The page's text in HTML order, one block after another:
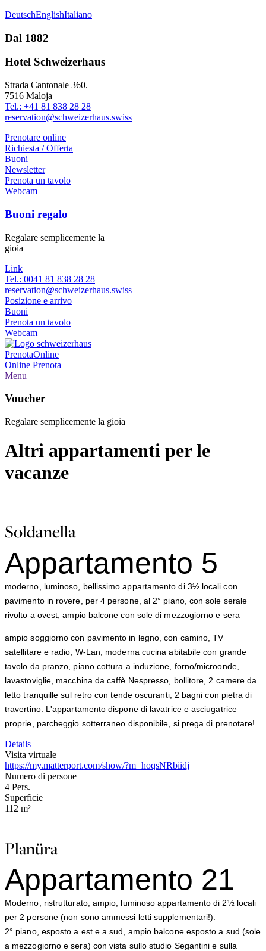
DeutschEnglishItaliano
Dal 1882
Hotel Schweizerhaus
Strada Cantonale 360.
7516 Maloja
Tel.: +41 81 838 28 28
reservation@schweizerhaus.swiss
Prenotare online
Richiesta / Offerta
Buoni
Newsletter
Prenota un tavolo
Webcam
Buoni regalo
Regalare semplicemente la
gioia
Link
Tel.: 0041 81 838 28 28
reservation@schweizerhaus.swiss
Posizione e arrivo
Buoni
Prenota un tavolo
Webcam
PrenotaOnline
Online Prenota
Menu
Voucher
Regalare semplicemente la gioia
Altri appartamenti per le
vacanze
Soldanella
Appartamento 5
moderno, luminoso, bellissimo appartamento di 3½ locali con
pavimento in rovere, per 4 persone, al 2° piano, con sole serale
rivolto a ovest, ampio balcone con sole di mezzogiorno e sera
ampio soggiorno con pavimento in legno, con camino, TV
satellitare e radio, W-Lan, moderna cucina abitabile con grande
tavolo da pranzo, piano cottura a induzione, forno/microonde,
lavastoviglie, macchina da caffè Nespresso, bollitore, 2 camere da
letto tranquille sul retro con tende oscuranti, 2 bagni con pietra di
travertino. L'appartamento dispone di lavatrice e asciugatrice
proprie, parcheggio sotterraneo disponibile, si prega di prenotare!
Details
Visita virtuale
https://my.matterport.com/show/?m=hoqsNRbiidj
Numero di persone
4 Pers.
Superficie
112 m²
Planüra
Appartamento 21
Moderno, ristrutturato, ampio, luminoso appartamento di 2½ locali
per 2 persone (non sono ammessi letti supplementari!).
2° piano, esposto a est e a sud, ampio balcone esposto a sud (sole
a mezzogiorno e sera) con vista sullo studio Segantini e sulla